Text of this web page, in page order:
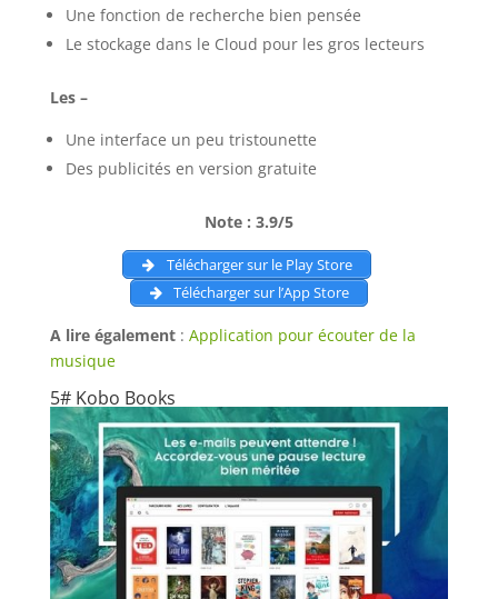
Une fonction de recherche bien pensée
Le stockage dans le Cloud pour les gros lecteurs
Les –
Une interface un peu tristounette
Des publicités en version gratuite
Note : 3.9/5
Télécharger sur le Play Store
Télécharger sur l’App Store
A lire également: Application pour écouter de la
musique
5# Kobo Books